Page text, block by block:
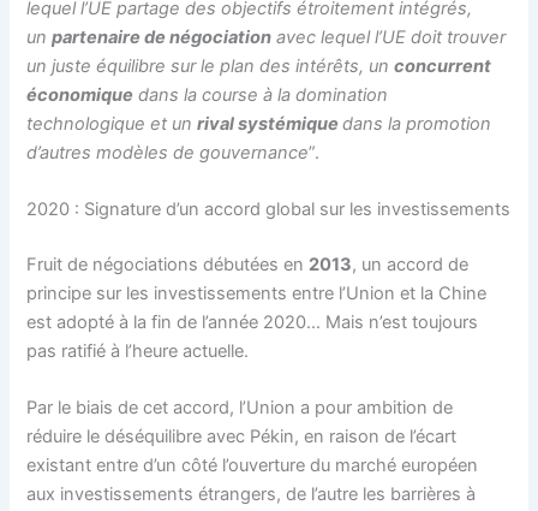
lequel l’UE partage des objectifs étroitement intégrés,
unpartenaire de négociation avec lequel l’UE doit trouver
un juste équilibre sur le plan des intérêts, unconcurrent
économique dans la course à la domination
technologique et unrival systémiquedans la promotion
d’autres modèles de gouvernance”.
2020 : Signature d’un accord global sur les investissements
Fruit de négociations débutées en 2013, un accord de
principe sur les investissements entre l’Union et la Chine
est adopté à la fin de l’année 2020… Mais n’est toujours
pas ratifié à l’heure actuelle.
Par le biais de cet accord, l’Union a pour ambition de
réduire le déséquilibre avec Pékin, en raison de l’écart
existant entre d’un côté l’ouverture du marché européen
aux investissements étrangers, de l’autre les barrières à